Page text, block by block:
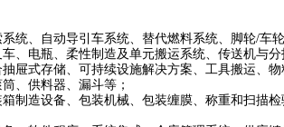
统、自动导引车系统、替代燃料系统、脚轮/车
、电瓶、柔性制造及单元搬运系统、传送机与
屉式存储、可持续设施解决方案、工具搬运、
、供料器、漏斗等；
制造设备、包装机械、包装缠膜、称重和扫描检